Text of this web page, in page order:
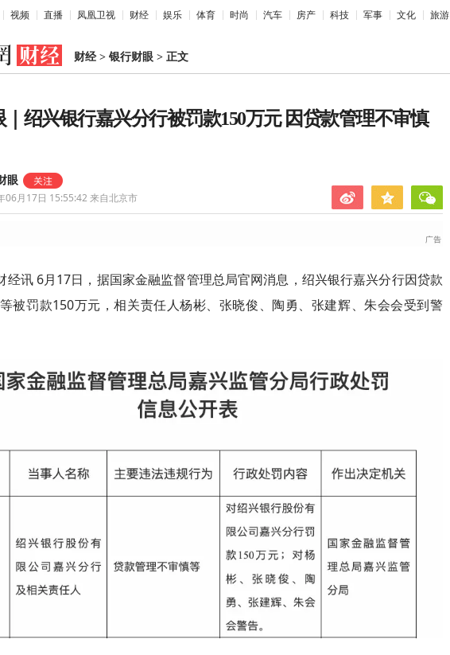
视频 直播 凤凰卫视 财经 娱乐 体育 时尚 汽车 房产 科技 军事 文化 旅游
财经> 银行财眼 > 正文
绍兴银行嘉兴分行被罚款150万元 因贷款管理不审慎
眼
06月17日 15:55:42 来自北京市
经讯 6月17日，据国家金融监督管理总局官网消息，绍兴银行嘉兴分行因贷款
被罚款150万元，相关责任人杨彬、张晓俊、陶勇、张建辉、朱会会受到警